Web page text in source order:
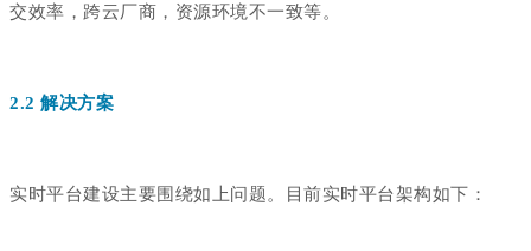
交效率，跨云厂商，资源环境不一致等。
2.2 解决方案
实时平台建设主要围绕如上问题。目前实时平台架构如下：